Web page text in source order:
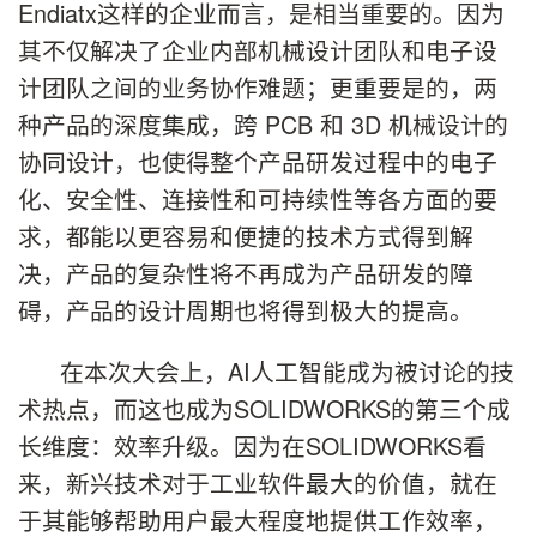
Endiatx这样的企业而言，是相当重要的。因为
其不仅解决了企业内部机械设计团队和电子设
计团队之间的业务协作难题；更重要是的，两
种产品的深度集成，跨 PCB 和 3D 机械设计的
协同设计，也使得整个产品研发过程中的电子
化、安全性、连接性和可持续性等各方面的要
求，都能以更容易和便捷的技术方式得到解
决，产品的复杂性将不再成为产品研发的障
碍，产品的设计周期也将得到极大的提高。
在本次大会上，AI人工智能成为被讨论的技
术热点，而这也成为SOLIDWORKS的第三个成
长维度：效率升级。因为在SOLIDWORKS看
来，新兴技术对于工业软件最大的价值，就在
于其能够帮助用户最大程度地提供工作效率，